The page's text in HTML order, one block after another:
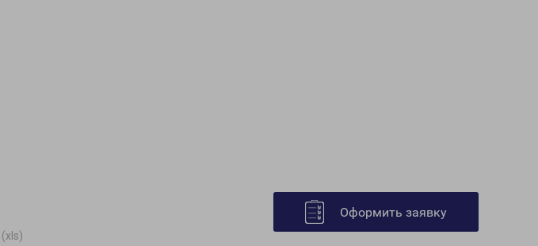
(xls)
Оформить заявку